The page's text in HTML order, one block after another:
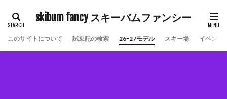
skibum fancy スキーバムファンシー
このサイトについて 試乗記の検索 26ｰ27モデル スキー場 イベント